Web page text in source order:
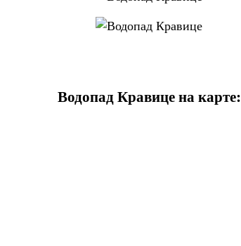
Водопад Кравице на карте: